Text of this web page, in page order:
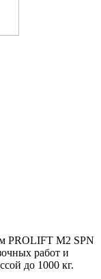
PROLIFT M2 SPN
работ и
до 1000 кг.